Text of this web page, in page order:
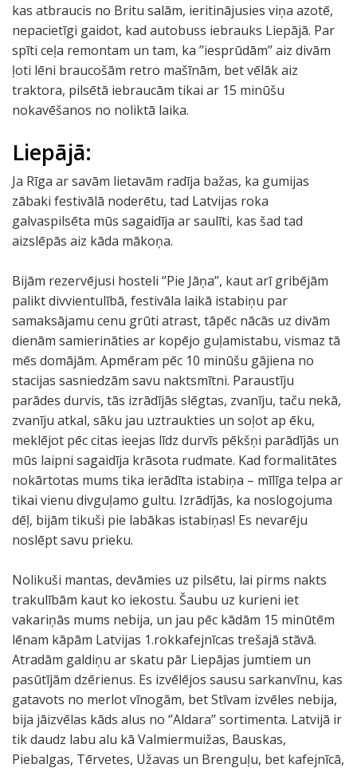
kas atbraucis no Britu salām, ieritinājusies viņa azotē,
nepacietīgi gaidot, kad autobuss iebrauks Liepājā. Par
spīti ceļa remontam un tam, ka ’’iesprūdām’’ aiz divām
ļoti lēni braucošām retro mašīnām, bet vēlāk aiz
traktora, pilsētā iebraucām tikai ar 15 minūšu
nokavēšanos no noliktā laika.
Liepājā:
Ja Rīga ar savām lietavām radīja bažas, ka gumijas
zābaki festivālā noderētu, tad Latvijas roka
galvaspilsēta mūs sagaidīja ar saulīti, kas šad tad
aizslēpās aiz kāda mākoņa.
Bijām rezervējusi hosteli ‘’Pie Jāņa’’, kaut arī gribējām
palikt divvientulībā, festivāla laikā istabiņu par
samaksājamu cenu grūti atrast, tāpēc nācās uz divām
dienām samierināties ar kopējo guļamistabu, vismaz tā
mēs domājām. Apmēram pēc 10 minūšu gājiena no
stacijas sasniedzām savu naktsmītni. Paraustīju
parādes durvis, tās izrādījās slēgtas, zvanīju, taču nekā,
zvanīju atkal, sāku jau uztraukties un soļot ap ēku,
meklējot pēc citas ieejas līdz durvīs pēkšņi parādījās un
mūs laipni sagaidīja krāsota rudmate. Kad formalitātes
nokārtotas mums tika ierādīta istabiņa – mīlīga telpa ar
tikai vienu divguļamo gultu. Izrādījās, ka noslogojuma
dēļ, bijām tikuši pie labākas istabiņas! Es nevarēju
noslēpt savu prieku.
Nolikuši mantas, devāmies uz pilsētu, lai pirms nakts
trakulībām kaut ko iekostu. Šaubu uz kurieni iet
vakariņās mums nebija, un jau pēc kādām 15 minūtēm
lēnam kāpām Latvijas 1.rokkafejnīcas trešajā stāvā.
Atradām galdiņu ar skatu pār Liepājas jumtiem un
pasūtījām dzērienus. Es izvēlējos sausu sarkanvīnu, kas
gatavots no merlot vīnogām, bet Stīvam izvēles nebija,
bija jāizvēlas kāds alus no ‘’Aldara’’ sortimenta. Latvijā ir
tik daudz labu alu kā Valmiermuižas, Bauskas,
Piebalgas, Tērvetes, Užavas un Brenguļu, bet kafejnīcā,